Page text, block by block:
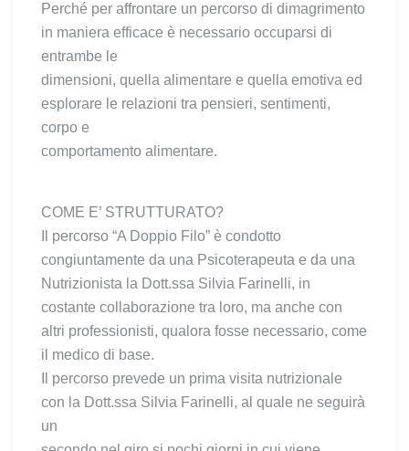
Perché per affrontare un percorso di dimagrimento
in maniera efficace è necessario occuparsi di
entrambe le
dimensioni, quella alimentare e quella emotiva ed
esplorare le relazioni tra pensieri, sentimenti,
corpo e
comportamento alimentare.
COME E’ STRUTTURATO?
Il percorso “A Doppio Filo” è condotto
congiuntamente da una Psicoterapeuta e da una
Nutrizionista la Dott.ssa Silvia Farinelli, in
costante collaborazione tra loro, ma anche con
altri professionisti, qualora fosse necessario, come
il medico di base.
Il percorso prevede un prima visita nutrizionale
con la Dott.ssa Silvia Farinelli, al quale ne seguirà
un